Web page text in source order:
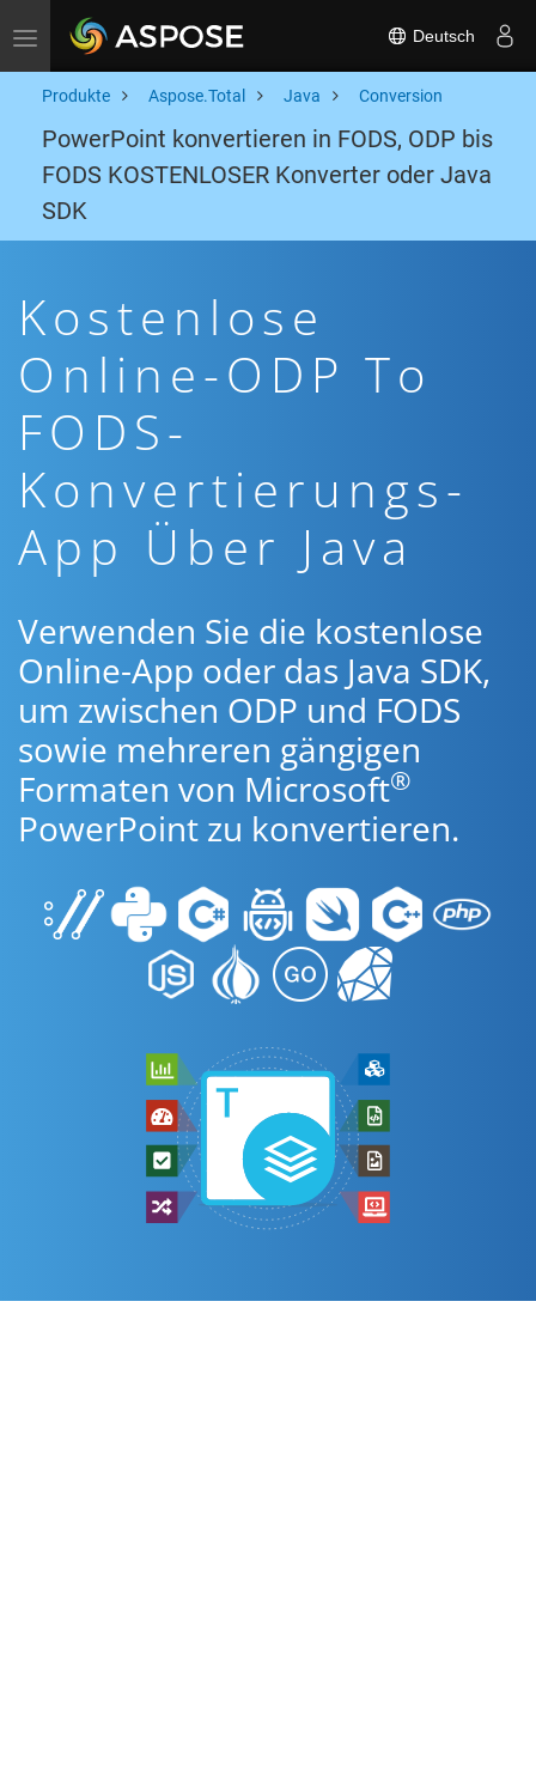
Toggle navigation Deutsch
Produkte Aspose.Total Java Conversion
PowerPoint konvertieren in FODS, ODP bis
FODS KOSTENLOSER Konverter oder Java
SDK
Kostenlose
Online-ODP To
FODS-
Konvertierungs-
App Über Java
Verwenden Sie die kostenlose
Online-App oder das Java SDK,
um zwischen ODP und FODS
sowie mehreren gängigen
Formaten von Microsoft®
PowerPoint zu konvertieren.